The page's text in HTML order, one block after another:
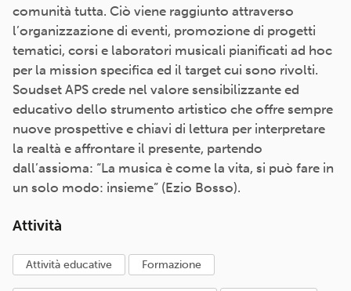
comunità tutta. Ciò viene raggiunto attraverso
l’organizzazione di eventi, promozione di progetti
tematici, corsi e laboratori musicali pianificati ad hoc
per la mission specifica ed il target cui sono rivolti.
Soudset APS crede nel valore sensibilizzante ed
educativo dello strumento artistico che offre sempre
nuove prospettive e chiavi di lettura per interpretare
la realtà e affrontare il presente, partendo
dall’assioma: “La musica è come la vita, si può fare in
un solo modo: insieme” (Ezio Bosso).
Attività
attività educative formazione